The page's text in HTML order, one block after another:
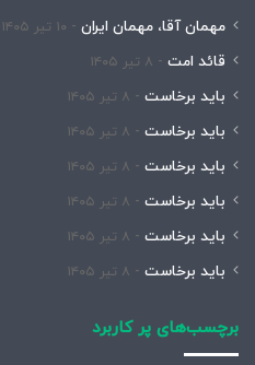
مهمان آقا، مهمان ایران ۱۰ تیر ۱۴۰۵
قائد امت ۸ تیر ۱۴۰۵
باید برخاست ۸ تیر ۱۴۰۵
باید برخاست ۸ تیر ۱۴۰۵
باید برخاست ۸ تیر ۱۴۰۵
باید برخاست ۸ تیر ۱۴۰۵
باید برخاست ۸ تیر ۱۴۰۵
باید برخاست ۸ تیر ۱۴۰۵
برچسب‌های پر کاربرد